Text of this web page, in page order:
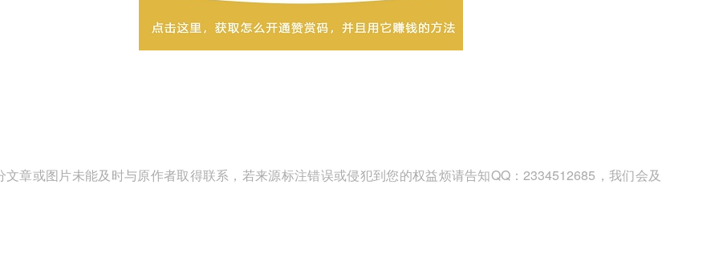
文章或图片未能及时与原作者取得联系，若来源标注错误或侵犯到您的权益烦请告知QQ：2334512685，我们会及